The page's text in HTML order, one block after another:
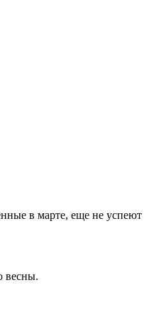
в марте, еще не успеют
весны.